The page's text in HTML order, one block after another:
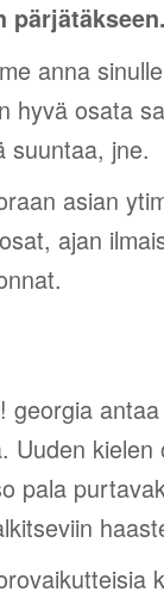
anna
hyvä osata
suuntaa, jne.
asian
ajan
georgia
Uuden
pala